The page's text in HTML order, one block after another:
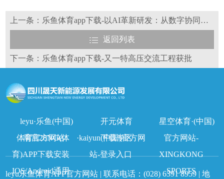
上一条：乐鱼体育app下载-以AI革新研发：从数字协同到智能工艺的全链路升级
返回列表
下一条：乐鱼体育app下载-又一特高压交流工程获批
leyu·乐鱼(中国)
体育官方网站
开元体育
·kaiyun(中国)官方网
站-登录入口
星空体育·(中国)
官方网站-
XINGKONG
SPORTS
南宫28NG(体
育)APP下载安装
IOS/Android通用
下载专区
leyu乐鱼体育APP官方网站 | 联系电话：(028) 6391 8959 | 地